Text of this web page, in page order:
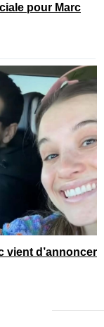
pour Marc
vient d’annoncer